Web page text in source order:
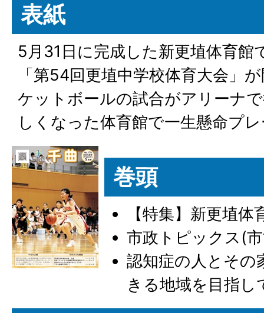
表紙
5月31日に完成した新更埴体育館
「第54回更埴中学校体育大会」
ケットボールの試合がアリーナ
しくなった体育館で一生懸命プ
巻頭
【特集】新更埴体
市政トピックス(
認知症の人とその
きる地域を目指し